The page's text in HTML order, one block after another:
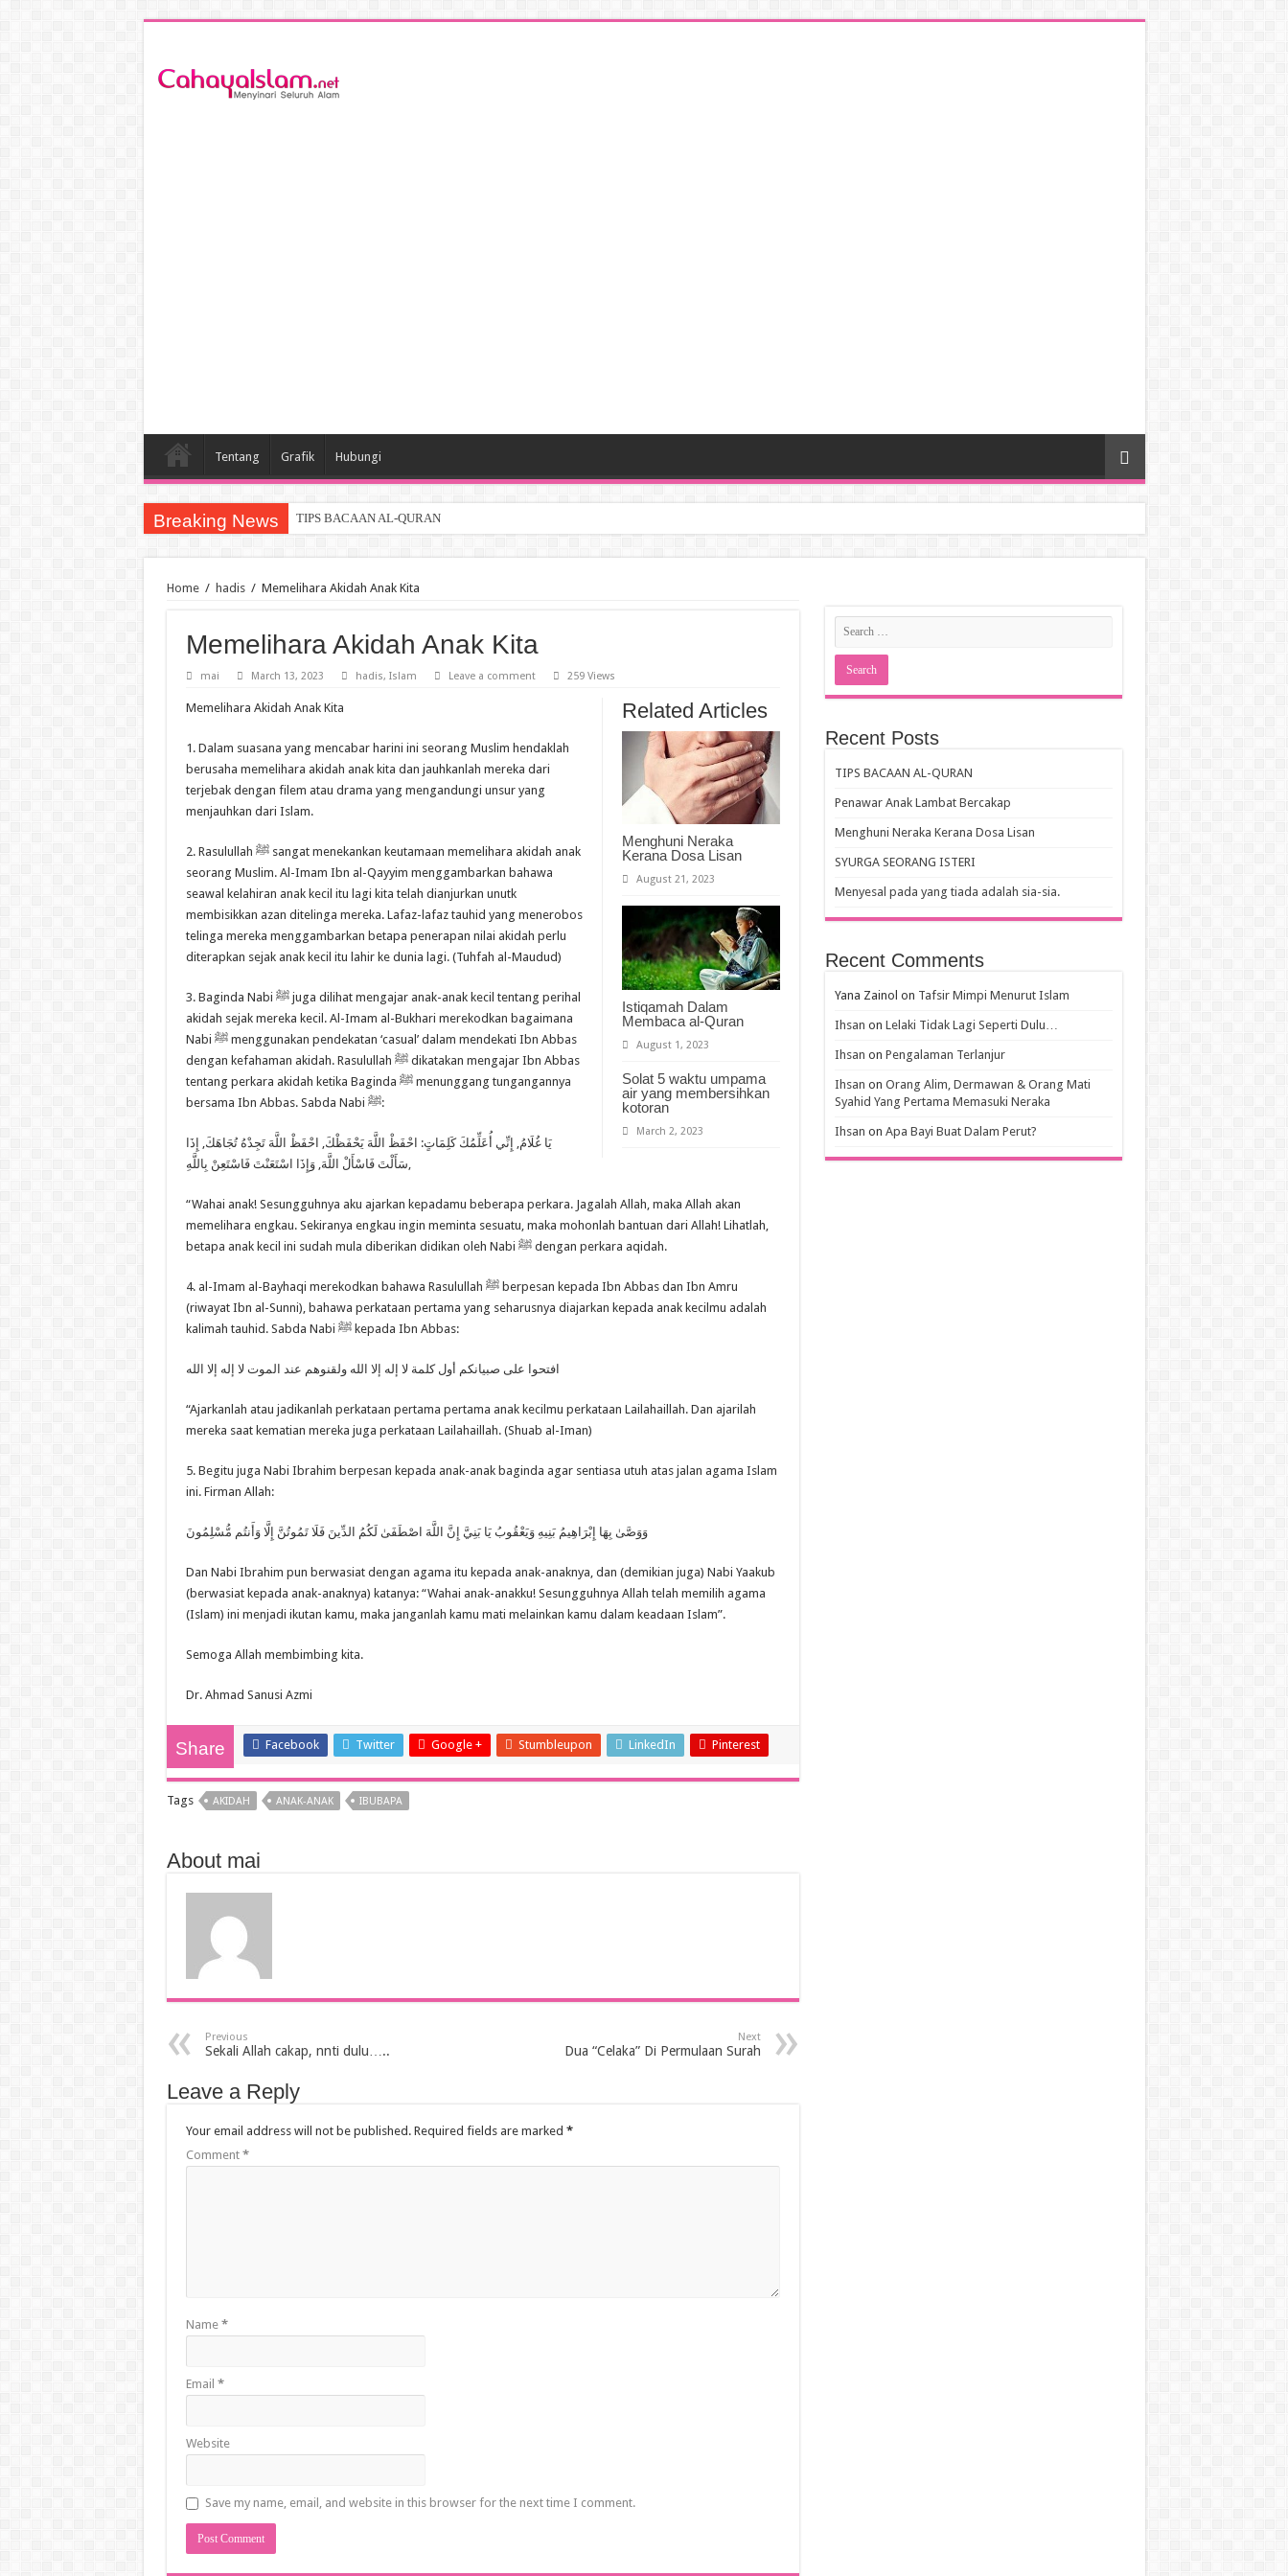
Tentang Grafik Hubungi
Breaking News TIPS BACAAN AL-QURAN
Home / hadis / Memelihara Akidah Anak Kita
Memelihara Akidah Anak Kita
mai March 13, 2023 hadis, Islam Leave a comment 259 Views
Related Articles
Menghuni Neraka
Kerana Dosa Lisan
August 21, 2023
Istiqamah Dalam
Membaca al-Quran
August 1, 2023
Solat 5 waktu umpama
air yang membersihkan
kotoran
March 2, 2023
Memelihara Akidah Anak Kita
1. Dalam suasana yang mencabar harini ini seorang Muslim hendaklah
berusaha memelihara akidah anak kita dan jauhkanlah mereka dari
terjebak dengan filem atau drama yang mengandungi unsur yang
menjauhkan dari Islam.
2. Rasulullah ﷺ sangat menekankan keutamaan memelihara akidah anak
seorang Muslim. Al-Imam Ibn al-Qayyim menggambarkan bahawa
seawal kelahiran anak kecil itu lagi kita telah dianjurkan unutk
membisikkan azan ditelinga mereka. Lafaz-lafaz tauhid yang menerobos
telinga mereka menggambarkan betapa penerapan nilai akidah perlu
diterapkan sejak anak kecil itu lahir ke dunia lagi. (Tuhfah al-Maudud)
3. Baginda Nabi ﷺ juga dilihat mengajar anak-anak kecil tentang perihal
akidah sejak mereka kecil. Al-Imam al-Bukhari merekodkan bagaimana
Nabi ﷺ menggunakan pendekatan ‘casual’ dalam mendekati Ibn Abbas
dengan kefahaman akidah. Rasulullah ﷺ dikatakan mengajar Ibn Abbas
tentang perkara akidah ketika Baginda ﷺ menunggang tungangannya
bersama Ibn Abbas. Sabda Nabi ﷺ:
يَا غُلَامُ, إِنِّي أُعَلِّمُكَ كَلِمَاتٍ: احْفَظْ اللَّهَ يَحْفَظْكَ, احْفَظْ اللَّهَ تَجِدْهُ تُجَاهَكَ, إِذَا
سَأَلْتَ فَاسْأَلْ اللَّهَ, وَإِذَا اسْتَعَنْتَ فَاسْتَعِنْ بِاللَّهِ,
“Wahai anak! Sesungguhnya aku ajarkan kepadamu beberapa perkara. Jagalah Allah, maka Allah akan
memelihara engkau. Sekiranya engkau ingin meminta sesuatu, maka mohonlah bantuan dari Allah! Lihatlah,
betapa anak kecil ini sudah mula diberikan didikan oleh Nabi ﷺ dengan perkara aqidah.
4. al-Imam al-Bayhaqi merekodkan bahawa Rasulullah ﷺ berpesan kepada Ibn Abbas dan Ibn Amru
(riwayat Ibn al-Sunni), bahawa perkataan pertama yang seharusnya diajarkan kepada anak kecilmu adalah
kalimah tauhid. Sabda Nabi ﷺ kepada Ibn Abbas:
افتحوا على صبيانكم أول كلمة لا إله إلا الله ولقنوهم عند الموت لا إله إلا الله
“Ajarkanlah atau jadikanlah perkataan pertama pertama anak kecilmu perkataan Lailahaillah. Dan ajarilah
mereka saat kematian mereka juga perkataan Lailahaillah. (Shuab al-Iman)
5. Begitu juga Nabi Ibrahim berpesan kepada anak-anak baginda agar sentiasa utuh atas jalan agama Islam
ini. Firman Allah:
وَوَصَّىٰ بِهَا إِبْرَاهِيمُ بَنِيهِ وَيَعْقُوبُ يَا بَنِيَّ إِنَّ اللَّهَ اصْطَفَىٰ لَكُمُ الدِّينَ فَلَا تَمُوتُنَّ إِلَّا وَأَنتُم مُّسْلِمُونَ
Dan Nabi Ibrahim pun berwasiat dengan agama itu kepada anak-anaknya, dan (demikian juga) Nabi Yaakub
(berwasiat kepada anak-anaknya) katanya: “Wahai anak-anakku! Sesungguhnya Allah telah memilih agama
(Islam) ini menjadi ikutan kamu, maka janganlah kamu mati melainkan kamu dalam keadaan Islam”.
Semoga Allah membimbing kita.
Dr. Ahmad Sanusi Azmi
Share Facebook Twitter Google + Stumbleupon LinkedIn Pinterest
Tags AKIDAH ANAK-ANAK IBUBAPA
About mai
Previous
Sekali Allah cakap, nnti dulu…..
Next
Dua “Celaka” Di Permulaan Surah
Leave a Reply
Your email address will not be published. Required fields are marked *
Comment *
Name *
Email *
Website
Save my name, email, and website in this browser for the next time I comment.
Recent Posts
TIPS BACAAN AL-QURAN
Penawar Anak Lambat Bercakap
Menghuni Neraka Kerana Dosa Lisan
SYURGA SEORANG ISTERI
Menyesal pada yang tiada adalah sia-sia.
Recent Comments
Yana Zainol on Tafsir Mimpi Menurut Islam
Ihsan on Lelaki Tidak Lagi Seperti Dulu…
Ihsan on Pengalaman Terlanjur
Ihsan on Orang Alim, Dermawan & Orang Mati
Syahid Yang Pertama Memasuki Neraka
Ihsan on Apa Bayi Buat Dalam Perut?